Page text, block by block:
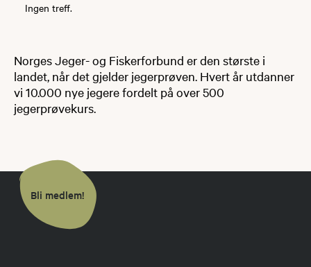
Ingen treff.
Norges Jeger- og Fiskerforbund er den største i
landet, når det gjelder jegerprøven. Hvert år utdanner
vi 10.000 nye jegere fordelt på over 500
jegerprøvekurs.
Bli medlem!